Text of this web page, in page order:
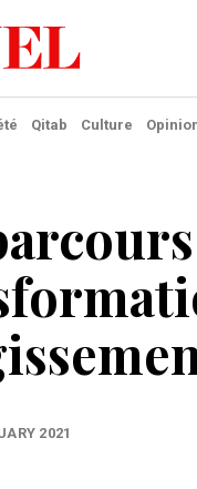
Qitab Culture
2021